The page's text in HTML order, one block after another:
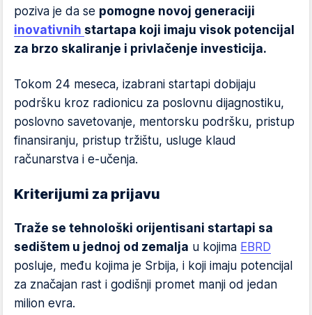
poziva je da se pomogne novoj generaciji
inovativnih startapa koji imaju visok potencijal
za brzo skaliranje i privlačenje investicija.
Tokom 24 meseca, izabrani startapi dobijaju
podršku kroz radionicu za poslovnu dijagnostiku,
poslovno savetovanje, mentorsku podršku, pristup
finansiranju, pristup tržištu, usluge klaud
računarstva i e-učenja.
Kriterijumi za prijavu
Traže se tehnološki orijentisani startapi sa
sedištem u jednoj od zemalja u kojima EBRD
posluje, među kojima je Srbija, i koji imaju potencijal
za značajan rast i godišnji promet manji od jedan
milion evra.